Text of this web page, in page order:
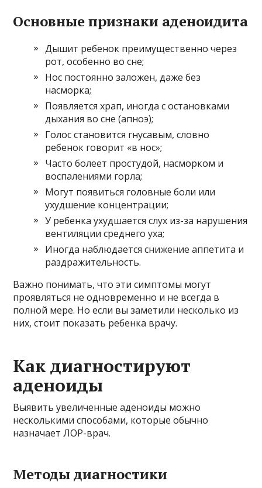
Основные признаки аденоидита
Дышит ребенок преимущественно через
рот, особенно во сне;
Нос постоянно заложен, даже без
насморка;
Появляется храп, иногда с остановками
дыхания во сне (апноэ);
Голос становится гнусавым, словно
ребенок говорит «в нос»;
Часто болеет простудой, насморком и
воспалениями горла;
Могут появиться головные боли или
ухудшение концентрации;
У ребенка ухудшается слух из-за нарушения
вентиляции среднего уха;
Иногда наблюдается снижение аппетита и
раздражительность.
Важно понимать, что эти симптомы могут
проявляться не одновременно и не всегда в
полной мере. Но если вы заметили несколько из
них, стоит показать ребенка врачу.
Как диагностируют
аденоиды
Выявить увеличенные аденоиды можно
несколькими способами, которые обычно
назначает ЛОР-врач.
Методы диагностики